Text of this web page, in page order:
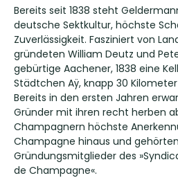
Bereits seit 1838 steht
deutsche Sektkultur, höchste
Zuverlässigkeit. Fasziniert von
gründeten William Deutz und
gebürtige Aachener, 1838 eine
Städtchen Aÿ, knapp 30
Bereits in den ersten Jahren
Gründer mit ihren recht herben
Champagnern höchste
Champagne hinaus und
Gründungsmitglieder des
de Champagne«.